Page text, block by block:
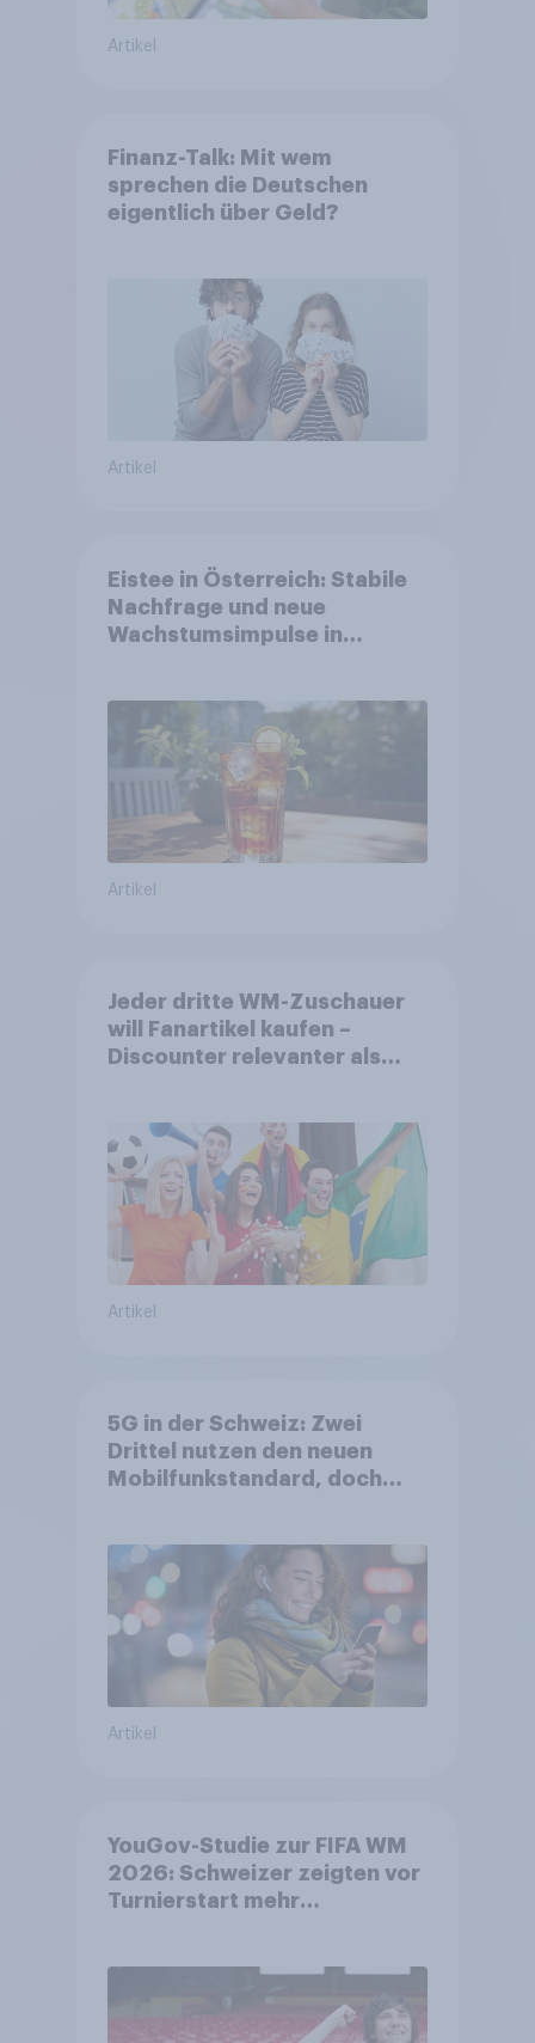
Artikel
Finanz-Talk: Mit wem
sprechen die Deutschen
eigentlich über Geld?
Artikel
Eistee in Österreich: Stabile
Nachfrage und neue
Wachstumsimpulse in
Artikel
Jeder dritte WM-Zuschauer
will Fanartikel kaufen –
Discounter relevanter als
Artikel
5G in der Schweiz: Zwei
Drittel nutzen den neuen
Mobilfunkstandard, doch
Artikel
YouGov-Studie zur FIFA WM
2026: Schweizer zeigten vor
Turnierstart mehr